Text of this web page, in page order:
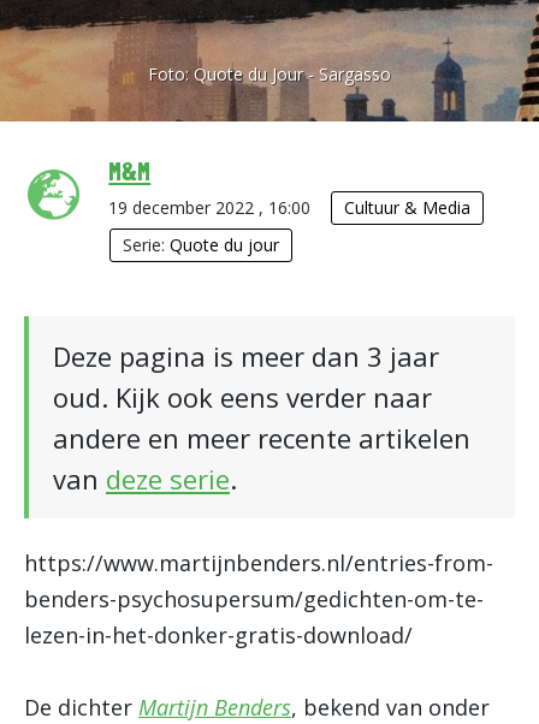
Foto: Quote du Jour - Sargasso
M&M
19 december 2022 , 16:00
Cultuur & Media
Serie:Quote du jour
Deze pagina is meer dan 3 jaar
oud. Kijk ook eens verder naar
andere en meer recente artikelen
van deze serie.
https://www.martijnbenders.nl/entries-from-
benders-psychosupersum/gedichten-om-te-
lezen-in-het-donker-gratis-download/
De dichter Martijn Benders, bekend van onder